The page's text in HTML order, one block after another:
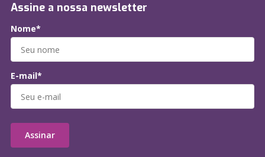
Assine a nossa newsletter
Nome*
E-mail*
Assinar